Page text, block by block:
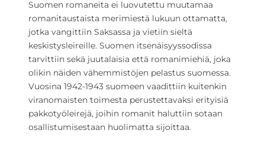
Suomen romaneita ei luovutettu muutamaa
romanitaustaista merimiestä lukuun ottamatta,
jotka vangittiin Saksassa ja vietiin sieltä
keskistysleireille. Suomen itsenäisyyssodissa
tarvittiin sekä juutalaisia että romanimiehiä, joka
olikin näiden vähemmistöjen pelastus suomessa.
Vuosina 1942-1943 suomeen vaadittiin kuitenkin
viranomaisten toimesta perustettavaksi erityisiä
pakkotyöleirejä, joihin romanit haluttiin sotaan
osallistumisestaan huolimatta sijoittaa.